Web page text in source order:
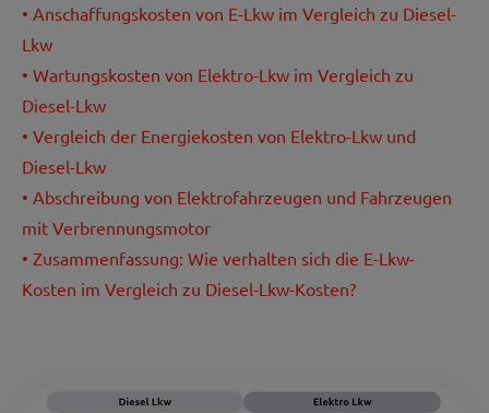
• Anschaffungskosten von E-Lkw im Vergleich zu Diesel-
Lkw
• Wartungskosten von Elektro-Lkw im Vergleich zu
Diesel-Lkw
• Vergleich der Energiekosten von Elektro-Lkw und
Diesel-Lkw
• Abschreibung von Elektrofahrzeugen und Fahrzeugen
mit Verbrennungsmotor
• Zusammenfassung: Wie verhalten sich die E-Lkw-
Kosten im Vergleich zu Diesel-Lkw-Kosten?